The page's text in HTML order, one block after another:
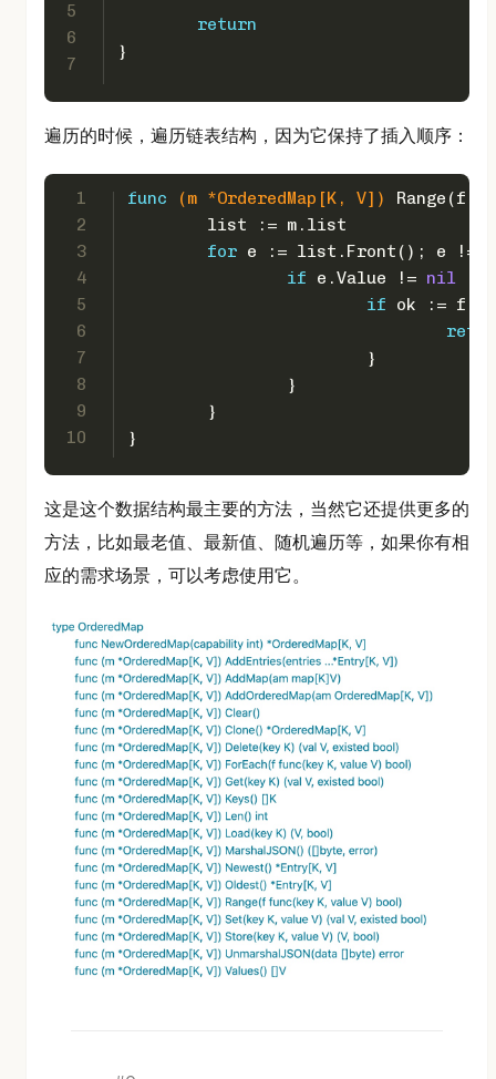
5
6
7
return
}
遍历的时候，遍历链表结构，因为它保持了插入顺序：
1
2
3
4
5
6
7
8
9
10
func (m *OrderedMap[K, V]) Range(f
	list := m.list
for e := list.Front(); e !=
if e.Value != nil
if ok :=
			}
		}
	}
}
这是这个数据结构最主要的方法，当然它还提供更多的
方法，比如最老值、最新值、随机遍历等，如果你有相
应的需求场景，可以考虑使用它。